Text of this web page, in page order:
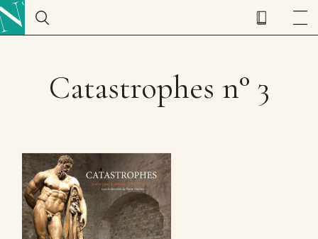
Catastrophes n° 3